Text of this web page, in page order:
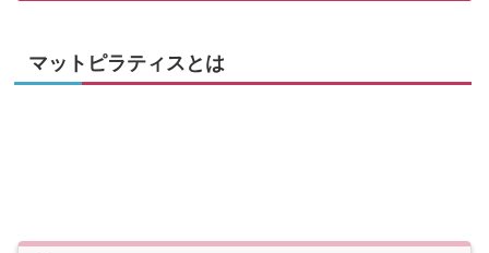
マットピラティスとは